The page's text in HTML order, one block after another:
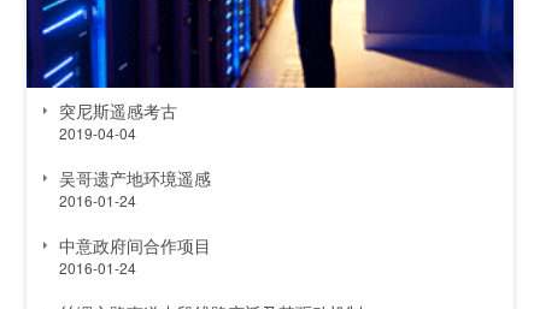
突尼斯遥感考古
2019-04-04
吴哥遗产地环境遥感
2016-01-24
中意政府间合作项目
2016-01-24